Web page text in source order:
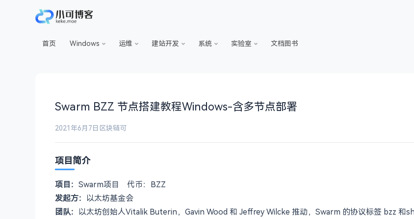
首页 Windows 运维 建站开发 系统 实验室 文档图书
Swarm BZZ 节点搭建教程Windows-含多节点部署
2021年6月7日 区块链可
项目简介
项目： Swarm项目 代币：BZZ
发起方： 以太坊基金会
团队： 以太坊创始人Vitalik Buterin，Gavin Wood 和 Jeffrey Wilcke 推动，Swarm 的协议标签 bzz 和